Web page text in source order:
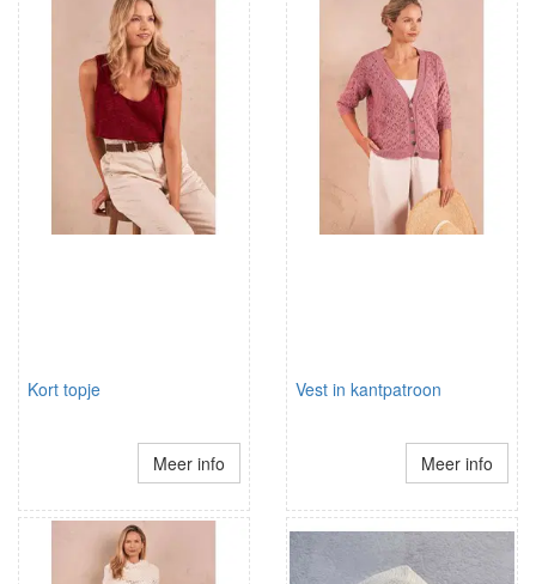
Kort topje
Meer info
Vest in kantpatroon
Meer info